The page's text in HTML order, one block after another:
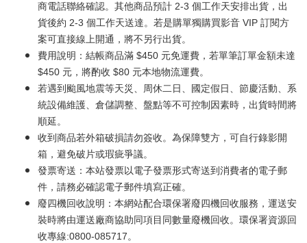
商電話聯絡確認。其他商品預計 2-3 個工作天安排出貨，出
貨後約 2-3 個工作天送達。若是購單獨購買影音 VIP 訂閱方
案可直接線上開通，將不另行出貨。
費用說明：結帳商品滿 $450 元免運費，若單筆訂單金額未達
$450 元，將酌收 $80 元本地物流運費。
若遇到颱風地震等天災、周休二日、國定假日、節慶活動、系
統設備維護、倉儲調整、盤點等不可控制因素時，出貨時間將
順延。
收到商品若外箱破損請勿簽收。為保障雙方，可自行錄影開
箱，避免破片或瑕疵爭議。
發票寄送：本站發票以電子發票形式寄送到消費者的電子郵
件，請務必確認電子郵件填寫正確。
廢四機回收說明：本網站配合環保署廢四機回收服務，運送安
裝時將由運送廠商協助同項目同數量廢機回收。環保署資源回
收專線:0800-085717。